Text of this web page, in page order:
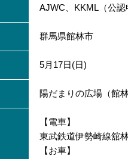
AJWC、KKML（公
群馬県館林市
5月17日(日)
陽だまりの広場（館
【電車】
東武鉄道伊勢崎線舘
【お車】